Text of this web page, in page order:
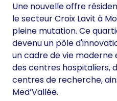
Une nouvelle offre
le secteur Croix Lavit à
pleine mutation. Ce
devenu un pôle
un cadre de vie
des centres hospitaliers,
centres de recherche,
Med’Vallée.